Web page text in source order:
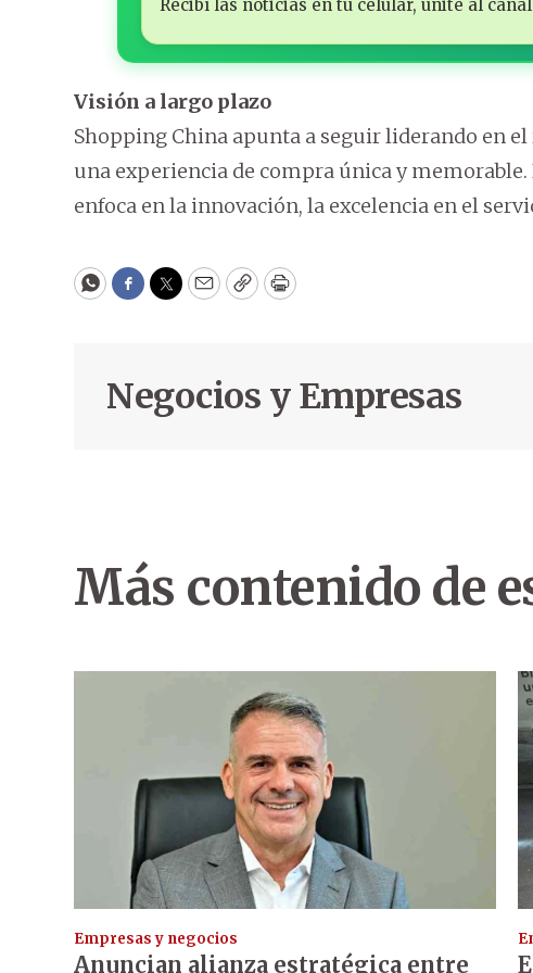
Recibí las noticias en tu celular, unite al
Visión a largo plazo
Shopping China apunta a seguir liderando en
una experiencia de compra única y
enfoca en la innovación, la excelencia en el
WhatsApp
Facebook
Twitter
EmailCopyPrint
Negocios y Empresas
Más contenido de
Empresas y negocios
Anuncian alianza estratégica entre